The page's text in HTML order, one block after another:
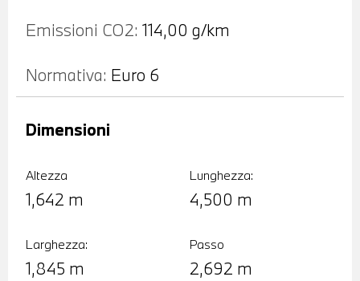
Emissioni CO2: 114,00 g/km
Normativa: Euro 6
Altezza
1,642 m
Lunghezza:
4,500 m
Dimensioni
Larghezza:
1,845 m
Passo
2,692 m